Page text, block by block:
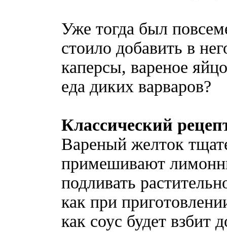
Уже тогда был
стоило добавить в
каперсы, вареное
еда диких варваров?
Классический
Вареный желток
примешивают
подливать
как при
как соус будет взбит